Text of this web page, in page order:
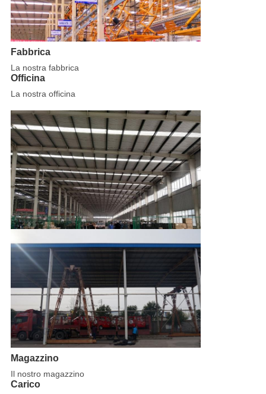
Fabbrica
La nostra fabbrica
Officina
La nostra officina
Magazzino
Il nostro magazzino
Carico